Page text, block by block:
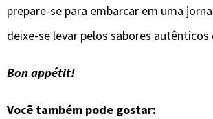
prepare-se para embarcar em uma
deixe-se levar pelos sabores
Bon appétit!
Você também pode gostar: